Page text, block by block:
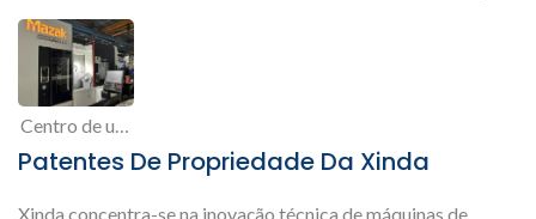
Patentes De Propriedade Da Xinda
Xinda concentra-se na inovação técnica de máquinas de